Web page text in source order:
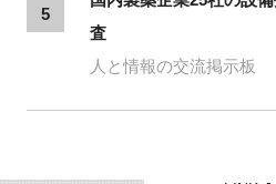
5
査
人と情報の交流掲示板